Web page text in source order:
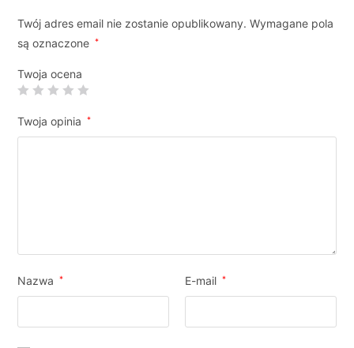
Twój adres email nie zostanie opublikowany. Wymagane pola
są oznaczone
*
Twoja ocena
Twoja opinia *
Nazwa * E-mail *